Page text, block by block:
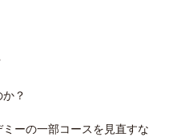
？
ーの一部コースを見直すな